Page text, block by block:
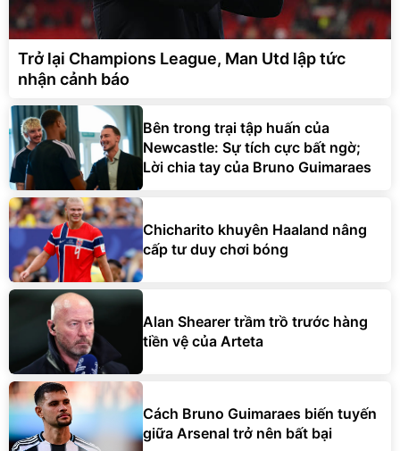
Trở lại Champions League, Man Utd lập tức
nhận cảnh báo
Bên trong trại tập huấn của
Newcastle: Sự tích cực bất ngờ;
Lời chia tay của Bruno Guimaraes
Chicharito khuyên Haaland nâng
cấp tư duy chơi bóng
Alan Shearer trầm trồ trước hàng
tiền vệ của Arteta
Cách Bruno Guimaraes biến tuyến
giữa Arsenal trở nên bất bại